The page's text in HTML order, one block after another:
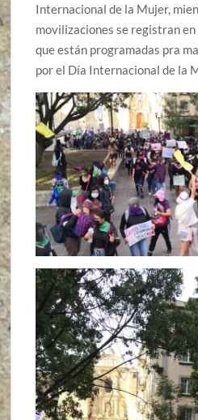
Internacional de la Mujer,
movilizaciones se registran en
que están programadas pra
por el Día Internacional de la